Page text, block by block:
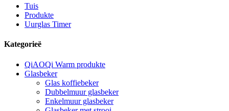
Tuis
Produkte
Uurglas Timer
Kategorieë
QiAOQi Warm produkte
Glasbeker
Glas koffiebeker
Dubbelmuur glasbeker
Enkelmuur glasbeker